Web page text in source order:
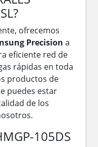
ofrecemos
Precision a
eficiente red de
rápidas en toda
productos de
puedes estar
de los
105DS